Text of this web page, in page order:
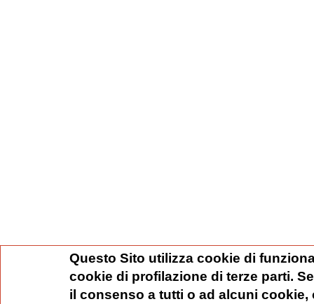
Questo Sito utilizza cookie di
cookie di profilazione di terze parti.
il consenso a tutti o ad alcuni